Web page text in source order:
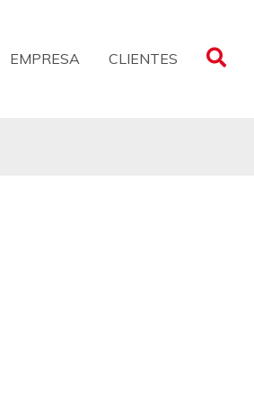
EMPRESA CLIENTES